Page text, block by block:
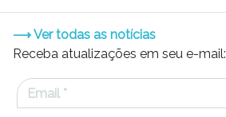
⟶ Ver todas as notícias
Receba atualizações em seu e-mail: